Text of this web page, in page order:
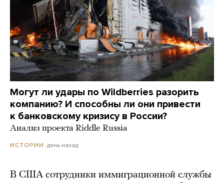
Могут ли удары по Wildberries разорить
компанию? И способны ли они привести
к банковскому кризису в России?
Анализ проекта Riddle Russia
ИСТОРИИ день назад
В США сотрудники иммиграционной службы